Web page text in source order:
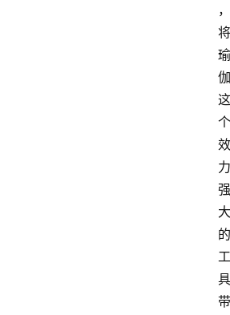
，
将
瑜
伽
这
个
效
力
强
大
的
工
具
带